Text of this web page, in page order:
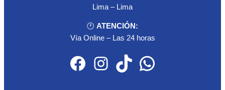
Lima – Lima
🕐 ATENCIÓN:
Vía Online – Las 24 horas
Facebook Instagram TikTok WhatsApp